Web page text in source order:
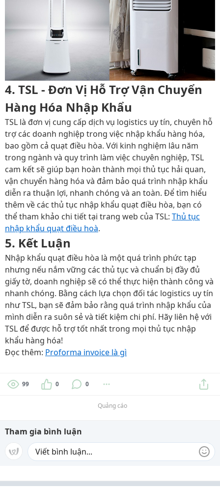
4. TSL - Đơn Vị Hỗ Trợ Vận Chuyển
Hàng Hóa Nhập Khẩu
TSL là đơn vị cung cấp dịch vụ logistics uy tín, chuyên hỗ
trợ các doanh nghiệp trong việc nhập khẩu hàng hóa,
bao gồm cả quạt điều hòa. Với kinh nghiệm lâu năm
trong ngành và quy trình làm việc chuyên nghiệp, TSL
cam kết sẽ giúp bạn hoàn thành mọi thủ tục hải quan,
vận chuyển hàng hóa và đảm bảo quá trình nhập khẩu
diễn ra thuận lợi, nhanh chóng và an toàn. Để tìm hiểu
thêm về các thủ tục nhập khẩu quạt điều hòa, bạn có
thể tham khảo chi tiết tại trang web của TSL: Thủ tục
nhập khẩu quạt điều hoà.
5. Kết Luận
Nhập khẩu quạt điều hòa là một quá trình phức tạp
nhưng nếu nắm vững các thủ tục và chuẩn bị đầy đủ
giấy tờ, doanh nghiệp sẽ có thể thực hiện thành công và
nhanh chóng. Bằng cách lựa chọn đối tác logistics uy tín
như TSL, bạn sẽ đảm bảo rằng quá trình nhập khẩu của
mình diễn ra suôn sẻ và tiết kiệm chi phí. Hãy liên hệ với
TSL để được hỗ trợ tốt nhất trong mọi thủ tục nhập
khẩu hàng hóa!
Đọc thêm: Proforma invoice là gì
99 0 0
Quảng cáo
Tham gia bình luận